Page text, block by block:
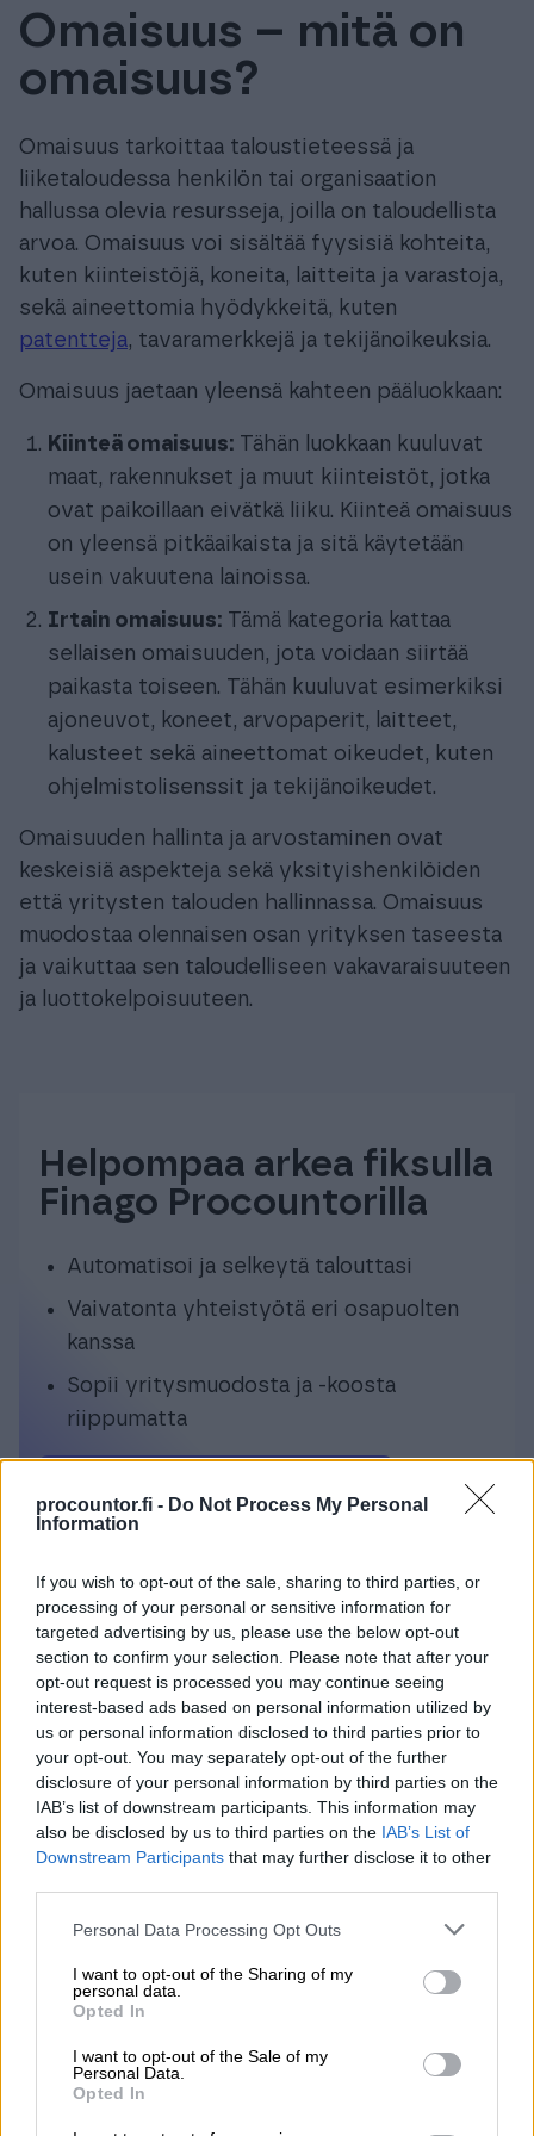
procountor.fi - Do Not Process My Personal
Information
If you wish to opt-out of the sale, sharing to third parties, or
processing of your personal or sensitive information for
targeted advertising by us, please use the below opt-out
section to confirm your selection. Please note that after your
opt-out request is processed you may continue seeing
interest-based ads based on personal information utilized by
us or personal information disclosed to third parties prior to
your opt-out. You may separately opt-out of the further
disclosure of your personal information by third parties on the
IAB’s list of downstream participants. This information may
also be disclosed by us to third parties on the IAB’s List of
Downstream Participants that may further disclose it to other
Please note that this website/app uses one or more Google
not limited to your visit or usage behaviour. You may click to
grant or deny consent to Google and its third-party tags to
use your data for below specified purposes in below Google
consent section.
Personal Data Processing Opt Outs
I want to opt-out of the Sharing of my
personal data.
Opted In
I want to opt-out of the Sale of my
Personal Data.
Opted In
Tuki & Koulutus
Tilaa Procountor
Kokeile maksutta
Omaisuus – mitä on
omaisuus?
Omaisuus tarkoittaa taloustieteessä ja
liiketaloudessa henkilön tai organisaation
hallussa olevia resursseja, joilla on taloudellista
arvoa. Omaisuus voi sisältää fyysisiä kohteita,
kuten kiinteistöjä, koneita, laitteita ja varastoja,
sekä aineettomia hyödykkeitä, kuten
patentteja, tavaramerkkejä ja tekijänoikeuksia.
Omaisuus jaetaan yleensä kahteen pääluokkaan:
Kiinteä omaisuus: Tähän luokkaan kuuluvat
maat, rakennukset ja muut kiinteistöt, jotka
ovat paikoillaan eivätkä liiku. Kiinteä omaisuus
on yleensä pitkäaikaista ja sitä käytetään
usein vakuutena lainoissa.
Irtain omaisuus: Tämä kategoria kattaa
sellaisen omaisuuden, jota voidaan siirtää
paikasta toiseen. Tähän kuuluvat esimerkiksi
ajoneuvot, koneet, arvopaperit, laitteet,
kalusteet sekä aineettomat oikeudet, kuten
ohjelmistolisenssit ja tekijänoikeudet.
Omaisuuden hallinta ja arvostaminen ovat
keskeisiä aspekteja sekä yksityishenkilöiden
että yritysten talouden hallinnassa. Omaisuus
muodostaa olennaisen osan yrityksen taseesta
ja vaikuttaa sen taloudelliseen vakavaraisuuteen
ja luottokelpoisuuteen.
Helpompaa arkea fiksulla
Finago Procountorilla
Automatisoi ja selkeytä talouttasi
Vaivatonta yhteistyötä eri osapuolten
kanssa
Sopii yritysmuodosta ja -koosta
riippumatta
Yrittäjän taloushallinnon ja
kirjanpidon ohjelmisto
Yksinkertaista taloushallinnon rutiineja ja
käytä aikasi paremmin. Aloitus nyt
maksutta rajoitetun ajan!
Tutustu Procountoriin